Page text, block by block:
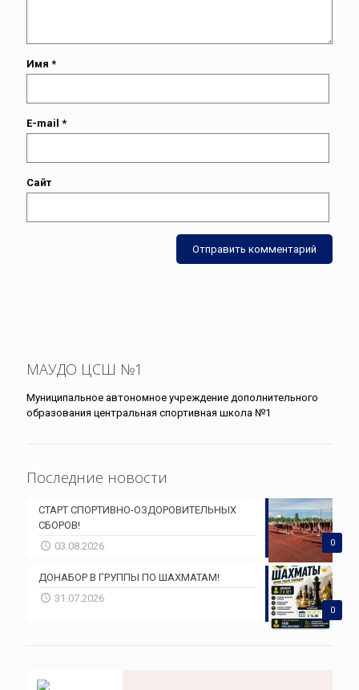
Имя *
E-mail *
Сайт
МАУДО ЦСШ №1
Муниципальное автономное учреждение дополнительного
образования центральная спортивная школа №1
Последние новости
0
СТАРТ СПОРТИВНО-ОЗДОРОВИТЕЛЬНЫХ
СБОРОВ!
03.08.2026
0
ДОНАБОР В ГРУППЫ ПО ШАХМАТАМ!
31.07.2026